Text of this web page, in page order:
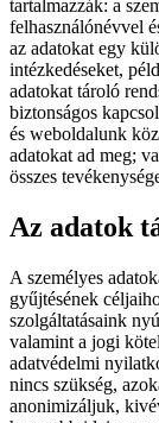
tartalmazzák: a
felhasználónévvel
az adatokat egy
intézkedéseket,
adatokat tároló
biztonságos
és weboldalunk
adatokat ad meg;
összes
Az adatok
A személyes
gyűjtésének
szolgáltatásaink
valamint a jogi
adatvédelmi
nincs szükség,
anonimizáljuk,